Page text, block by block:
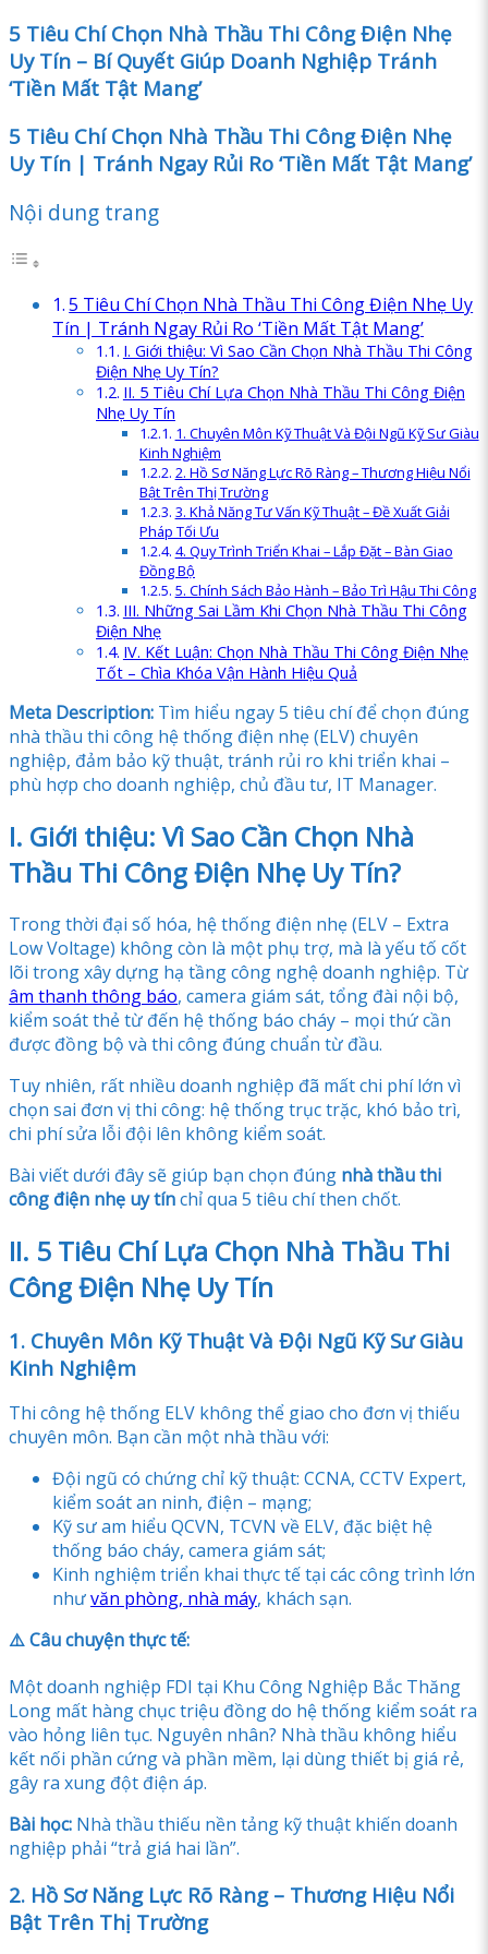
5 Tiêu Chí Chọn Nhà Thầu Thi Công Điện Nhẹ
Uy Tín – Bí Quyết Giúp Doanh Nghiệp Tránh
‘Tiền Mất Tật Mang’
5 Tiêu Chí Chọn Nhà Thầu Thi Công Điện Nhẹ
Uy Tín | Tránh Ngay Rủi Ro ‘Tiền Mất Tật Mang’
Nội dung trang
5 Tiêu Chí Chọn Nhà Thầu Thi Công Điện Nhẹ Uy
Tín | Tránh Ngay Rủi Ro ‘Tiền Mất Tật Mang’
I. Giới thiệu: Vì Sao Cần Chọn Nhà Thầu Thi Công
Điện Nhẹ Uy Tín?
II. 5 Tiêu Chí Lựa Chọn Nhà Thầu Thi Công Điện
Nhẹ Uy Tín
1. Chuyên Môn Kỹ Thuật Và Đội Ngũ Kỹ Sư Giàu
Kinh Nghiệm
2. Hồ Sơ Năng Lực Rõ Ràng – Thương Hiệu Nổi
Bật Trên Thị Trường
3. Khả Năng Tư Vấn Kỹ Thuật – Đề Xuất Giải
Pháp Tối Ưu
4. Quy Trình Triển Khai – Lắp Đặt – Bàn Giao
Đồng Bộ
5. Chính Sách Bảo Hành – Bảo Trì Hậu Thi Công
III. Những Sai Lầm Khi Chọn Nhà Thầu Thi Công
Điện Nhẹ
IV. Kết Luận: Chọn Nhà Thầu Thi Công Điện Nhẹ
Tốt – Chìa Khóa Vận Hành Hiệu Quả
Meta Description: Tìm hiểu ngay 5 tiêu chí để chọn đúng
nhà thầu thi công hệ thống điện nhẹ (ELV) chuyên
nghiệp, đảm bảo kỹ thuật, tránh rủi ro khi triển khai –
phù hợp cho doanh nghiệp, chủ đầu tư, IT Manager.
I. Giới thiệu: Vì Sao Cần Chọn Nhà
Thầu Thi Công Điện Nhẹ Uy Tín?
Trong thời đại số hóa, hệ thống điện nhẹ (ELV – Extra
Low Voltage) không còn là một phụ trợ, mà là yếu tố cốt
lõi trong xây dựng hạ tầng công nghệ doanh nghiệp. Từ
âm thanh thông báo, camera giám sát, tổng đài nội bộ,
kiểm soát thẻ từ đến hệ thống báo cháy – mọi thứ cần
được đồng bộ và thi công đúng chuẩn từ đầu.
Tuy nhiên, rất nhiều doanh nghiệp đã mất chi phí lớn vì
chọn sai đơn vị thi công: hệ thống trục trặc, khó bảo trì,
chi phí sửa lỗi đội lên không kiểm soát.
Bài viết dưới đây sẽ giúp bạn chọn đúng nhà thầu thi
công điện nhẹ uy tínchỉ qua 5 tiêu chí then chốt.
II. 5 Tiêu Chí Lựa Chọn Nhà Thầu Thi
Công Điện Nhẹ Uy Tín
1. Chuyên Môn Kỹ Thuật Và Đội Ngũ Kỹ Sư Giàu
Kinh Nghiệm
Thi công hệ thống ELV không thể giao cho đơn vị thiếu
chuyên môn. Bạn cần một nhà thầu với:
Đội ngũ có chứng chỉ kỹ thuật: CCNA, CCTV Expert,
kiểm soát an ninh, điện – mạng;
Kỹ sư am hiểu QCVN, TCVN về ELV, đặc biệt hệ
thống báo cháy, camera giám sát;
Kinh nghiệm triển khai thực tế tại các công trình lớn
nhưvăn phòng, nhà máy, khách sạn.
⚠️ Câu chuyện thực tế:
Một doanh nghiệp FDI tại Khu Công Nghiệp Bắc Thăng
Long mất hàng chục triệu đồng do hệ thống kiểm soát ra
vào hỏng liên tục. Nguyên nhân? Nhà thầu không hiểu
kết nối phần cứng và phần mềm, lại dùng thiết bị giá rẻ,
gây ra xung đột điện áp.
Bài học: Nhà thầu thiếu nền tảng kỹ thuật khiến doanh
nghiệp phải “trả giá hai lần”.
2. Hồ Sơ Năng Lực Rõ Ràng – Thương Hiệu Nổi
Bật Trên Thị Trường